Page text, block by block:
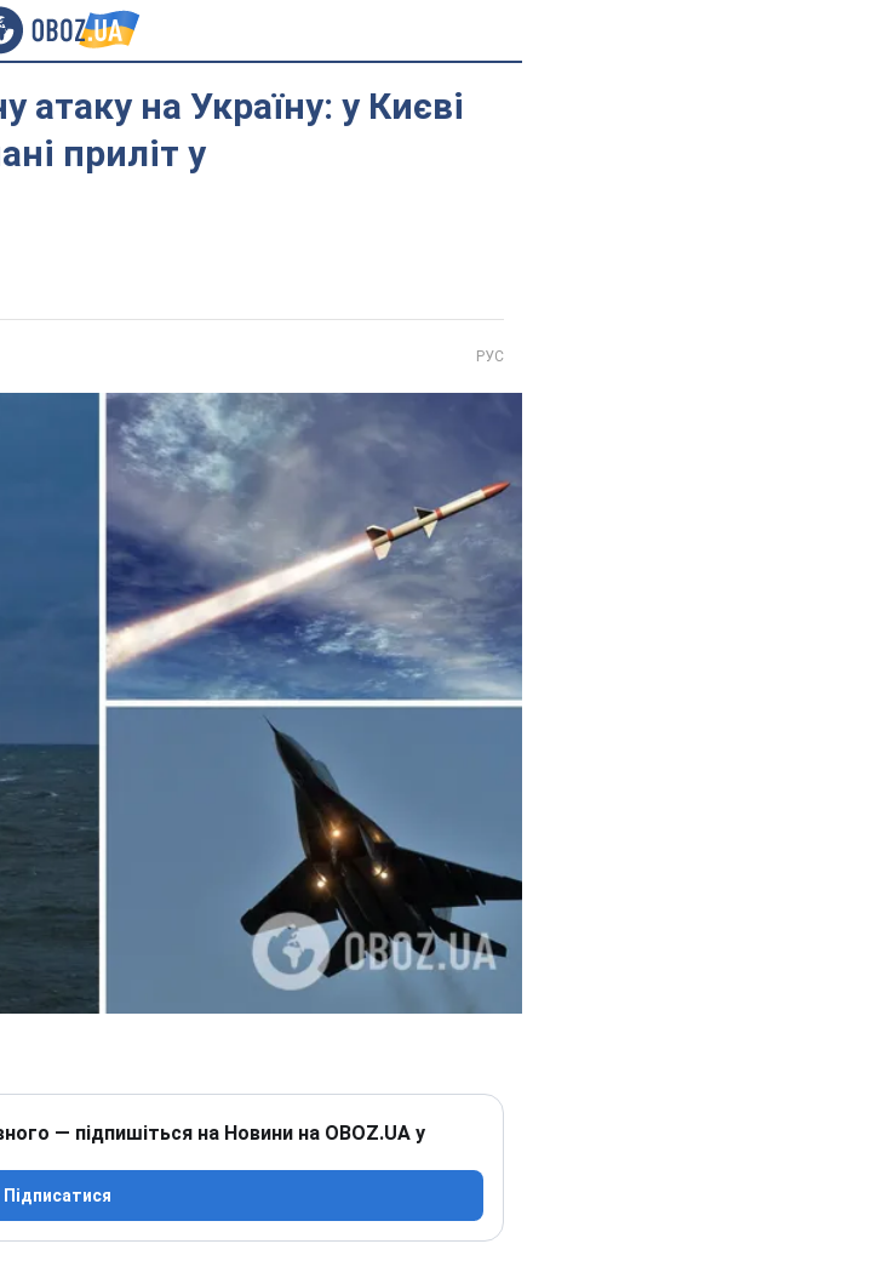
атаку на Україну: у Києві
приліт у
РУС
— підпишіться на Новини на OBOZ.UA у
Підписатися